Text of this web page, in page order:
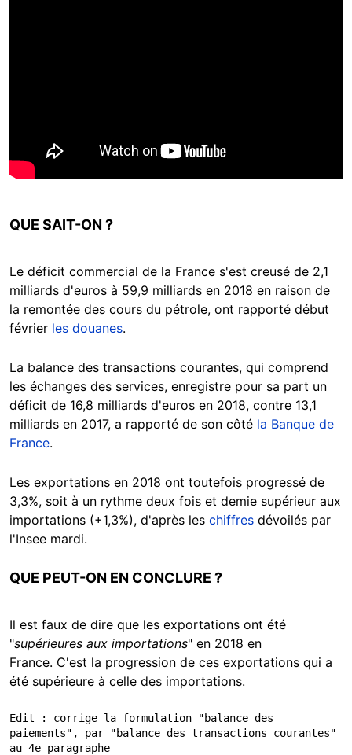
QUE SAIT-ON ?
Le déficit commercial de la France s'est creusé de 2,1
milliards d'euros à 59,9 milliards en 2018 en raison de
la remontée des cours du pétrole, ont rapporté début
février les douanes.
La balance des transactions courantes, qui comprend
les échanges des services, enregistre pour sa part un
déficit de 16,8 milliards d'euros en 2018, contre 13,1
milliards en 2017, a rapporté de son côté la Banque de
France.
Les exportations en 2018 ont toutefois progressé de
3,3%, soit à un rythme deux fois et demie supérieur aux
importations (+1,3%), d'après les chiffres dévoilés par
l'Insee mardi.
QUE PEUT-ON EN CONCLURE ?
Il est faux de dire que les exportations ont été
"supérieures aux importations" en 2018 en
France. C'est la progression de ces exportations qui a
été supérieure à celle des importations.
Edit : corrige la formulation "balance des
paiements", par "balance des transactions courantes"
au 4e paragraphe